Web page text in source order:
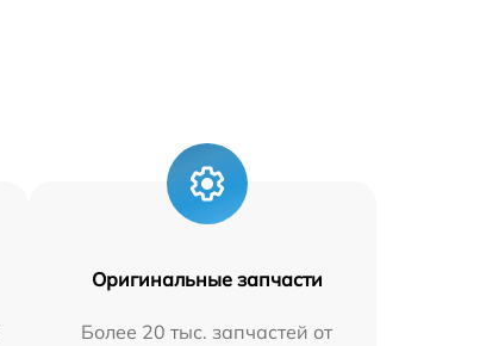
Оригинальные запчасти
Более 20 тыс. запчастей от